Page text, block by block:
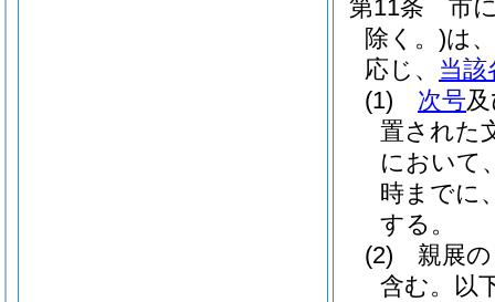
第11条
市
除く。)は
応じ、 当該
(1)
次号
置された
において
時までに
する。
(2)
親展
含む。以